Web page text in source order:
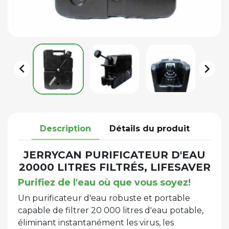
 
Description Détails du produit
JERRYCAN PURIFICATEUR D'EAU
20000 LITRES FILTRÉS, LIFESAVER
Purifiez de l'eau où que vous soyez!
Un purificateur d'eau robuste et portable
capable de filtrer 20 000 litres d'eau potable,
éliminant instantanément les virus, les